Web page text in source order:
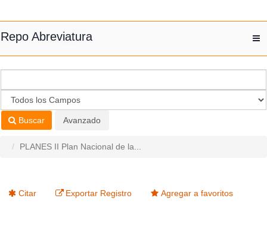
Repo Abreviatura
Buscar Avanzado
PLANES II Plan Nacional de la...
Citar Exportar Registro Agregar a favoritos